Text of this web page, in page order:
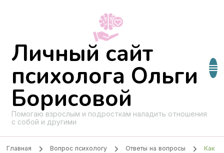
Личный сайт
психолога Ольги
Борисовой
Помогаю взрослым и подросткам наладить отношения
с собой и другими
Главная Вопрос психологу Ответы на вопросы
Как